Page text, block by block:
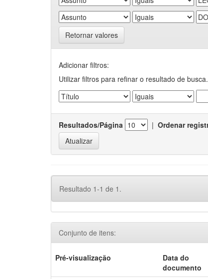
Retornar valores
Adicionar filtros:
Utilizar filtros para refinar o resultado de busca.
Resultados/Página | Ordenar
Resultado 1-1 de 1.
Conjunto de itens:
Pré-visualização
Data do
documento